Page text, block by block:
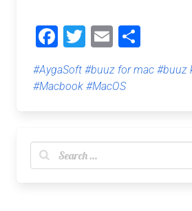
Facebook
TwitterEmail
#AygaSoft #buuz for mac #buuz
#Macbook #MacOS